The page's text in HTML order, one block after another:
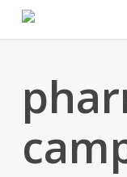
Skip
content